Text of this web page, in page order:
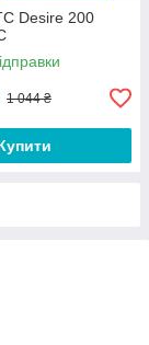
Desire 200
1 044 ₴